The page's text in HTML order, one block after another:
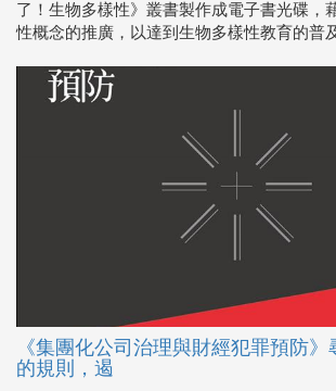
了！生物多樣性》叢書製作成電子書光碟，
性概念的推廣，以達到生物多樣性教育的普及
《集團化公司治理與財經犯罪預防
的規則，遏